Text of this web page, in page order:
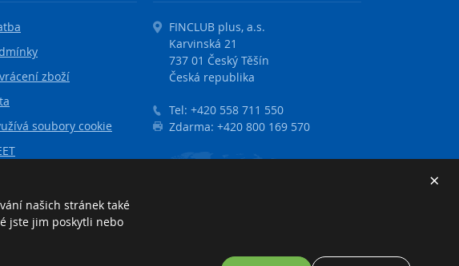
zboží
soubory cookie
FINCLUB plus, a.s.
Karvinská 21
737 01 Český Těšín
Česká republika
Tel: +420 558 711 550
Zdarma: +420 800 169 570
×
našich stránek také
jste jim poskytli nebo